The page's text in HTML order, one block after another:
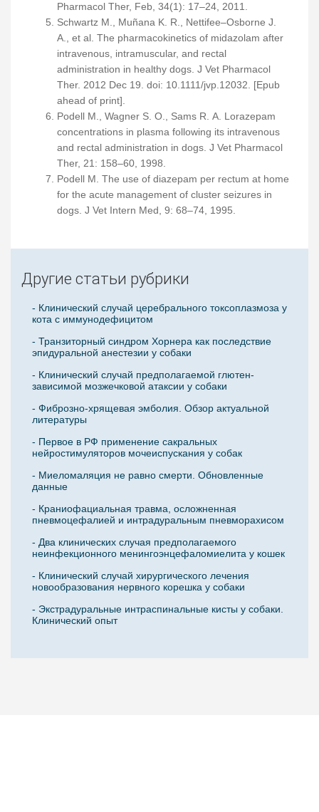
Pharmacol Ther, Feb, 34(1): 17–24, 2011.
Schwartz M., Muñana K. R., Nettifee–Osborne J.
A., et al. The pharmacokinetics of midazolam after
intravenous, intramuscular, and rectal
administration in healthy dogs. J Vet Pharmacol
Ther. 2012 Dec 19. doi: 10.1111/jvp.12032. [Epub
ahead of print].
Podell M., Wagner S. O., Sams R. A. Lorazepam
concentrations in plasma following its intravenous
and rectal administration in dogs. J Vet Pharmacol
Ther, 21: 158–60, 1998.
Podell M. The use of diazepam per rectum at home
for the acute management of cluster seizures in
dogs. J Vet Intern Med, 9: 68–74, 1995.
Другие статьи рубрики
- Клинический случай церебрального токсоплазмоза у
кота с иммунодефицитом
- Транзиторный синдром Хорнера как последствие
эпидуральной анестезии у собаки
- Клинический случай предполагаемой глютен-
зависимой мозжечковой атаксии у собаки
- Фиброзно-хрящевая эмболия. Обзор актуальной
литературы
- Первое в РФ применение сакральных
нейростимуляторов мочеиспускания у собак
- Миеломаляция не равно смерти. Обновленные
данные
- Краниофациальная травма, осложненная
пневмоцефалией и интрадуральным пневморахисом
- Два клинических случая предполагаемого
неинфекционного менингоэнцефаломиелита у кошек
- Клинический случай хирургического лечения
новообразования нервного корешка у собаки
- Экстрадуральные интраспинальные кисты у собаки.
Клинический опыт